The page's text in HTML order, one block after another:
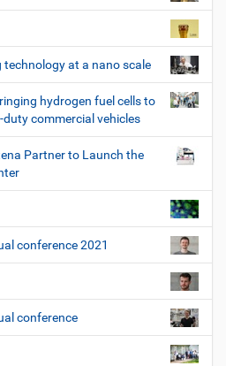
at a nano scale
hydrogen fuel cells to
commercial vehicles
Partner to Launch the
conference 2021
conference